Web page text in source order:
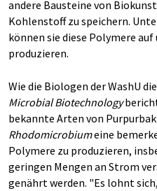
andere Bausteine von
Kohlenstoff zu speichern.
können sie diese Polymere
produzieren.
Wie die Biologen der WashU
Microbial Biotechnology
bekannte Arten von
Rhodomicrobiumeine
Polymere zu produzieren,
geringen Mengen an Strom
genährt werden. "Es lohnt